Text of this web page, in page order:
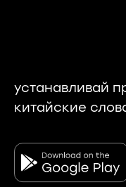
устанавливай
китайские